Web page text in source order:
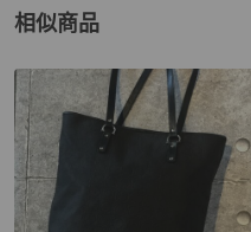
相似商品
更多相似Salvatore Ferragamo